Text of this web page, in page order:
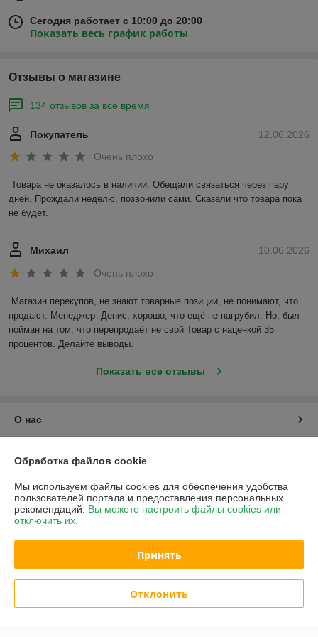
позволяет выбрать наиболее подходящий тип прибора под
конкретные задачи. Современные электронные модели
значительно расширяют возможности измерений за счёт
качества продукции, улучшению проектных решений и
Сегодня работает с 10:00 до 20:00
Показать весь график работы
Отзывы о магазине
134 отзывов за всё время
12.06.2026
Покупатель
Очень плохо
Товара не оказалось в наличии. Обещали связаться через пару
дней. Прождали неделю, позвонили сами. Сказали что товара пока
не будет.
10.06.2026
Михаил
Очень плохо
Магазин перекупов, не знают товарные позиции, не понимают, что
продают. Менеджер  Денис, хорошо, что ещё не нагрубил. Но, был
пойман на том, что перепродаёт не свой Товар с наценкой 35
процентов. Делайте выводы.
Показать все отзывы
О нас
Доставка и оплата
График работы
Обработка файлов cookie
Мы используем файлы cookies для обеспечения удобства
пользователей портала и предоставления персональных
рекомендаций. Вы можете настроить файлы cookies или
отключить их.
Принять
Отклонить